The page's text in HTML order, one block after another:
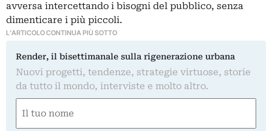
avversa intercettando i bisogni del pubblico, senza
dimenticare i più piccoli.
L'ARTICOLO CONTINUA PIÙ SOTTO
Render, il bisettimanale sulla rigenerazione urbana
Nuovi progetti, tendenze, strategie virtuose, storie
da tutto il mondo, interviste e molto altro.
(Obbligatorio)